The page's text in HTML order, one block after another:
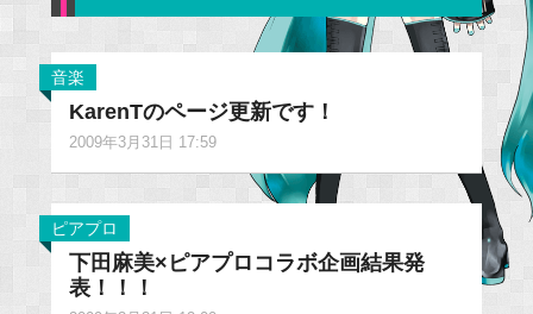
音楽
KarenTのページ更新です！
2009年3月31日 17:59
ピアプロ
下田麻美×ピアプロコラボ企画結果発
表！！！